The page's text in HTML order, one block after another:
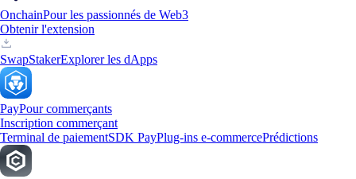
OnchainPour les passionnés de Web3
Obtenir l'extension
SwapStakerExplorer les dApps
PayPour commerçants
Inscription commerçant
Terminal de paiementSDK PayPlug-ins e-commercePrédictions